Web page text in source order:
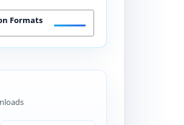
Formats